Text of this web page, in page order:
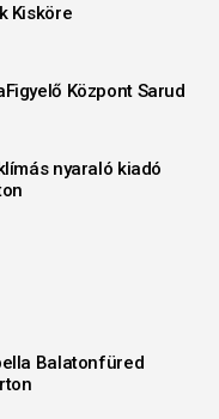
Kisköre
Központ Sarud
nyaraló kiadó
Balatonfüred